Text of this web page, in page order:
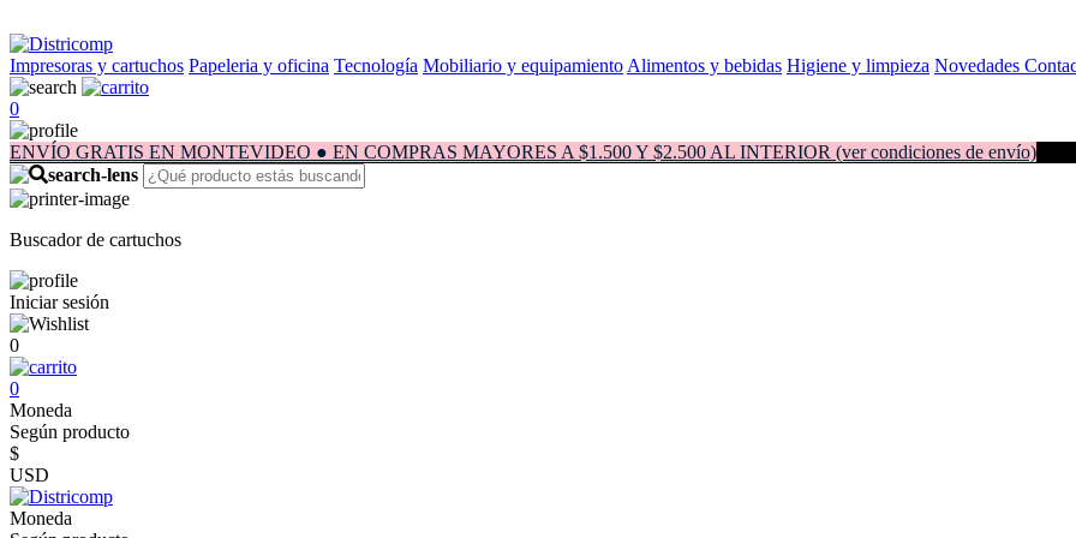
Impresoras y cartuchos Papeleria y oficina Tecnología Mobiliario y equipamiento Alimentos y bebidas Higiene y limpieza Novedades
0
ENVÍO GRATIS EN MONTEVIDEO ● EN COMPRAS MAYORES A $1.500 Y $2.500 AL INTERIOR (ver condiciones de envío)
Buscador de cartuchos
Iniciar sesión
0
0
Moneda
Según producto
$
USD
Moneda